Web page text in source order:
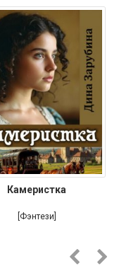
Камеристка
[Фэнтези]